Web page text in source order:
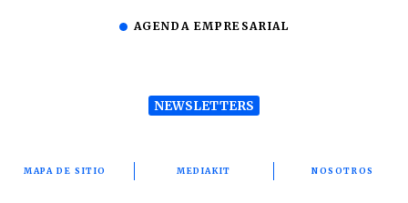
AGENDA EMPRESARIAL
NEWSLETTERS
MAPA DE SITIO MEDIAKIT NOSOTROS